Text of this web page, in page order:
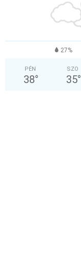
27%
PÉN
38°
SZO
35°